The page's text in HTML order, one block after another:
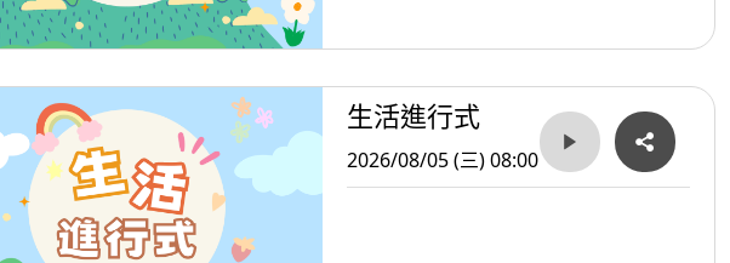
生活進行式
2026/08/05 (三) 08:00